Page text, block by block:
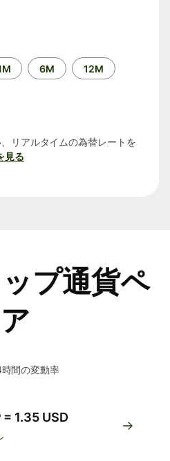
6M 12M
リアルタイムの為替レートを
見る
プ通貨ペ
ア
間の変動率
= 1.35 USD